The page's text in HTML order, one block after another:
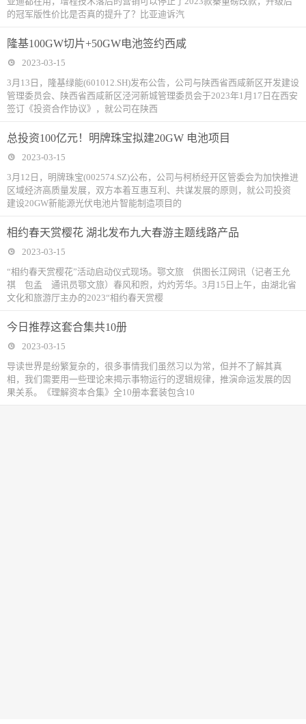
的冠军版性价比是否真的提升了？比亚迪诉汽
隆基100GW切片+50GW电池签约西咸
2023-03-15
3月13日，隆基绿能(601012.SH)发布公告，公司与陕西省西咸新区开发建设
管理委员会、陕西省西咸新区泾河新城管理委员会于2023年1月17日在西安
签订《投资合作协议》，就公司在陕西
总投资100亿元！明牌珠宝拟建20GW 电池项目
2023-03-15
3月12日，明牌珠宝(002574.SZ)公布，公司与柯桥经开区管委会为加快推进
区域经济高质量发展，双方本着互惠互利、共谋发展的原则，就公司投资
建设20GW新能源光伏电池片智能制造项目的
相约春天赏樱花 湖北发布九大春游主题线路产品
2023-03-15
“相约春天赏樱花”活动启动仪式现场。鄂文旅 供图长江网讯（记者王允
祺 包孟 通讯员鄂文旅）春风和煦，灼灼芳华。3月15日上午，由湖北省
文化和旅游厅主办的2023“相约春天赏樱
今日推荐这套合集共10册
2023-03-15
导读世界是纷繁复杂的，很多事情我们虽然习以为常，但并不了解其真
相，我们需要用一些理论来揭示事物运行的逻辑规律，推演命运发展的因
果关系。《理解资本合集》全10册本套装包含10